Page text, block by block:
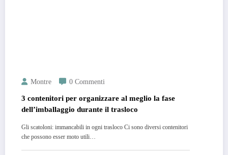
Montre 0 Commenti
3 contenitori per organizzare al meglio la fase
dell’imballaggio durante il trasloco
Gli scatoloni: immancabili in ogni trasloco Ci sono diversi contenitori
che possono esser moto utili…